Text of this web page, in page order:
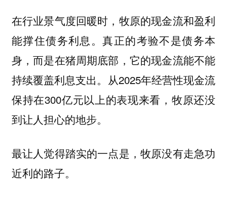
在行业景气度回暖时，牧原的现金流和盈利
能撑住债务利息。真正的考验不是债务本
身，而是在猪周期底部，它的现金流能不能
持续覆盖利息支出。从2025年经营性现金流
保持在300亿元以上的表现来看，牧原还没
到让人担心的地步。
最让人觉得踏实的一点是，牧原没有走急功
近利的路子。